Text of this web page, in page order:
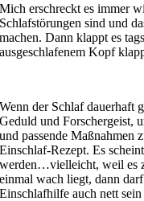
Mich erschreckt es immer
Schlafstörungen sind und
machen. Dann klappt es
ausgeschlafenem Kopf
Wenn der Schlaf dauerhaft
Geduld und Forschergeist,
und passende Maßnahmen
Einschlaf-Rezept. Es
werden…vielleicht, weil es
einmal wach liegt, dann
Einschlafhilfe auch nett